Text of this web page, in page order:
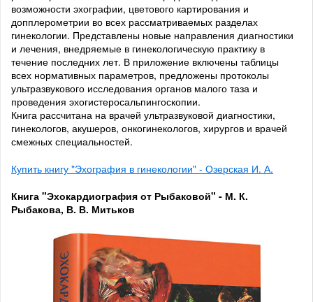
возможности эхографии, цветового картирования и
допплерометрии во всех рассматриваемых разделах
гинекологии. Представлены новые направления диагностики
и лечения, внедряемые в гинекологическую практику в
течение последних лет. В приложение включены таблицы
всех нормативных параметров, предложены протоколы
ультразвукового исследования органов малого таза и
проведения эхогистеросальпингоскопии.
Книга рассчитана на врачей ультразвуковой диагностики,
гинекологов, акушеров, онкогинекологов, хирургов и врачей
смежных специальностей.
Купить книгу "Эхография в гинекологии" - Озерская И. А.
Книга "Эхокардиография от Рыбаковой" - М. К.
Рыбакова, В. В. Митьков